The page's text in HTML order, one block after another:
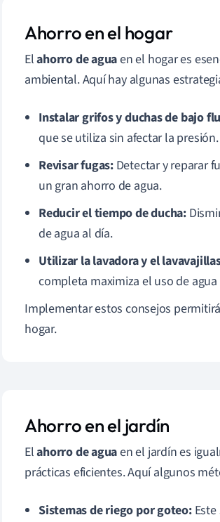
Ahorro en el hogar
Elahorro de aguaen el hogar es
ambiental. Aquí hay algunas
Instalar grifos y duchas de bajo
que se utiliza sin afectar la presión.
Revisar fugas:Detectar y reparar
un gran ahorro de agua.
Reducir el tiempo de ducha:
de agua al día.
Utilizar la lavadora y el
completa maximiza el uso de
Implementar estos consejos
hogar.
Ahorro en el jardín
Elahorro de aguaen el jardín es
prácticas eficientes. Aquí algunos
Sistemas de riego por goteo:Este